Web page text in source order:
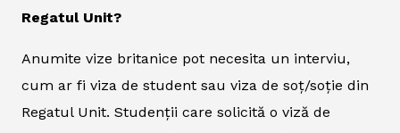
Regatul Unit?
Anumite vize britanice pot necesita un interviu,
cum ar fi viza de student sau viza de soț/soție din
Regatul Unit. Studenții care solicită o viză de